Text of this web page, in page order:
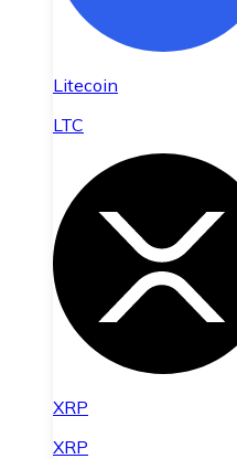
Litecoin
LTC
XRP
XRP